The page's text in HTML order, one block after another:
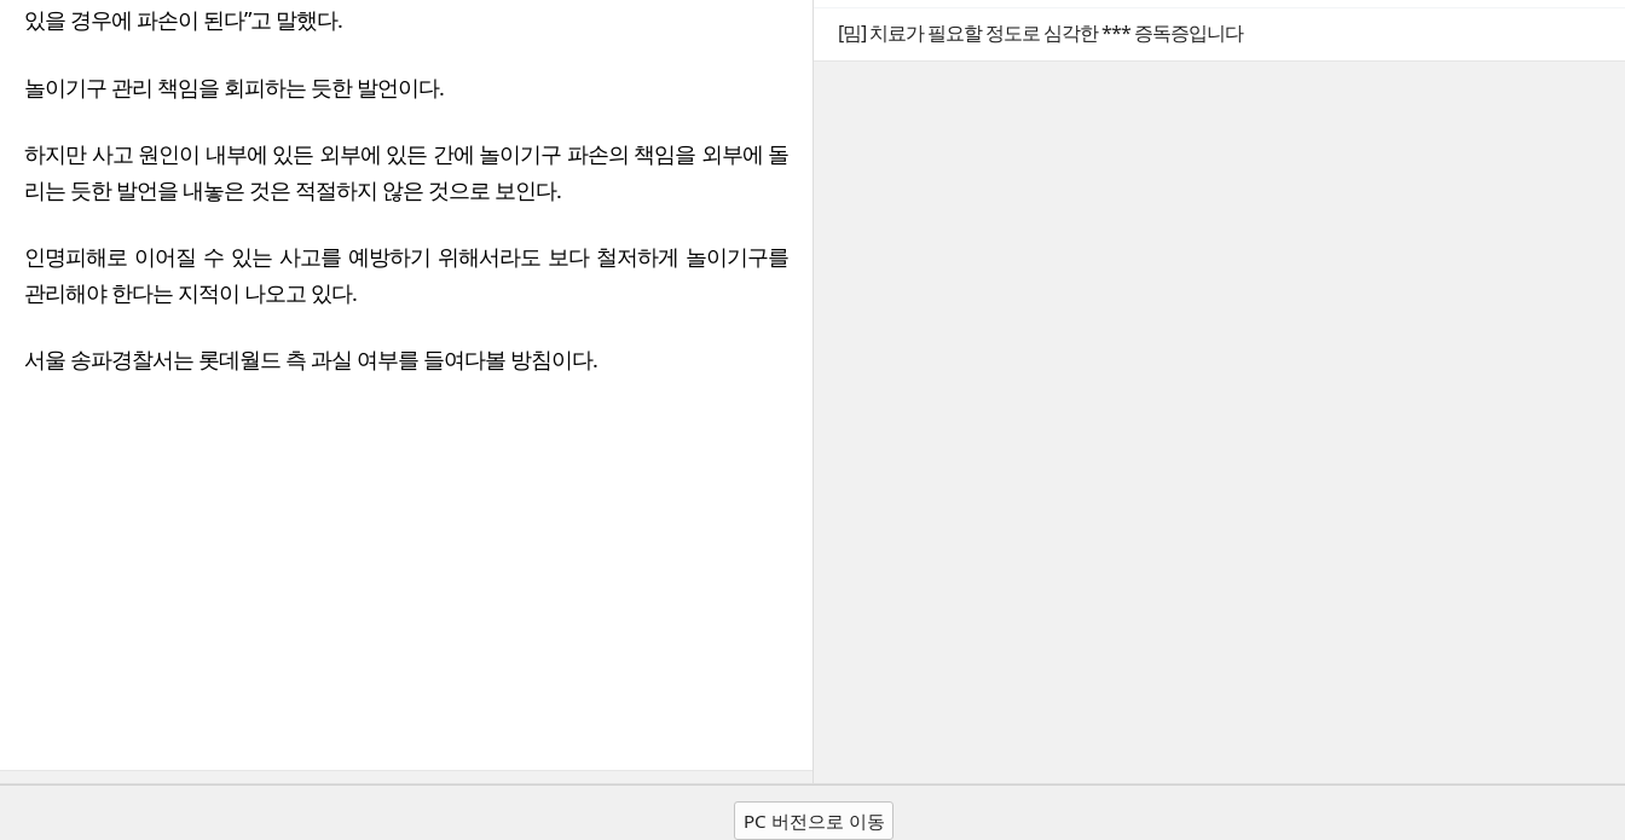
있을 경우에 파손이 된다”고 말했다.
놀이기구 관리 책임을 회피하는 듯한 발언이다.
하지만 사고 원인이 내부에 있든 외부에 있든 간에 놀이기구 파손의 책임을 외부에 돌
리는 듯한 발언을 내놓은 것은 적절하지 않은 것으로 보인다.
인명피해로 이어질 수 있는 사고를 예방하기 위해서라도 보다 철저하게 놀이기구를
관리해야 한다는 지적이 나오고 있다.
서울 송파경찰서는 롯데월드 측 과실 여부를 들여다볼 방침이다.
[밈] 치료가 필요할 정도로 심각한 *** 증독증입니다
PC 버전으로 이동